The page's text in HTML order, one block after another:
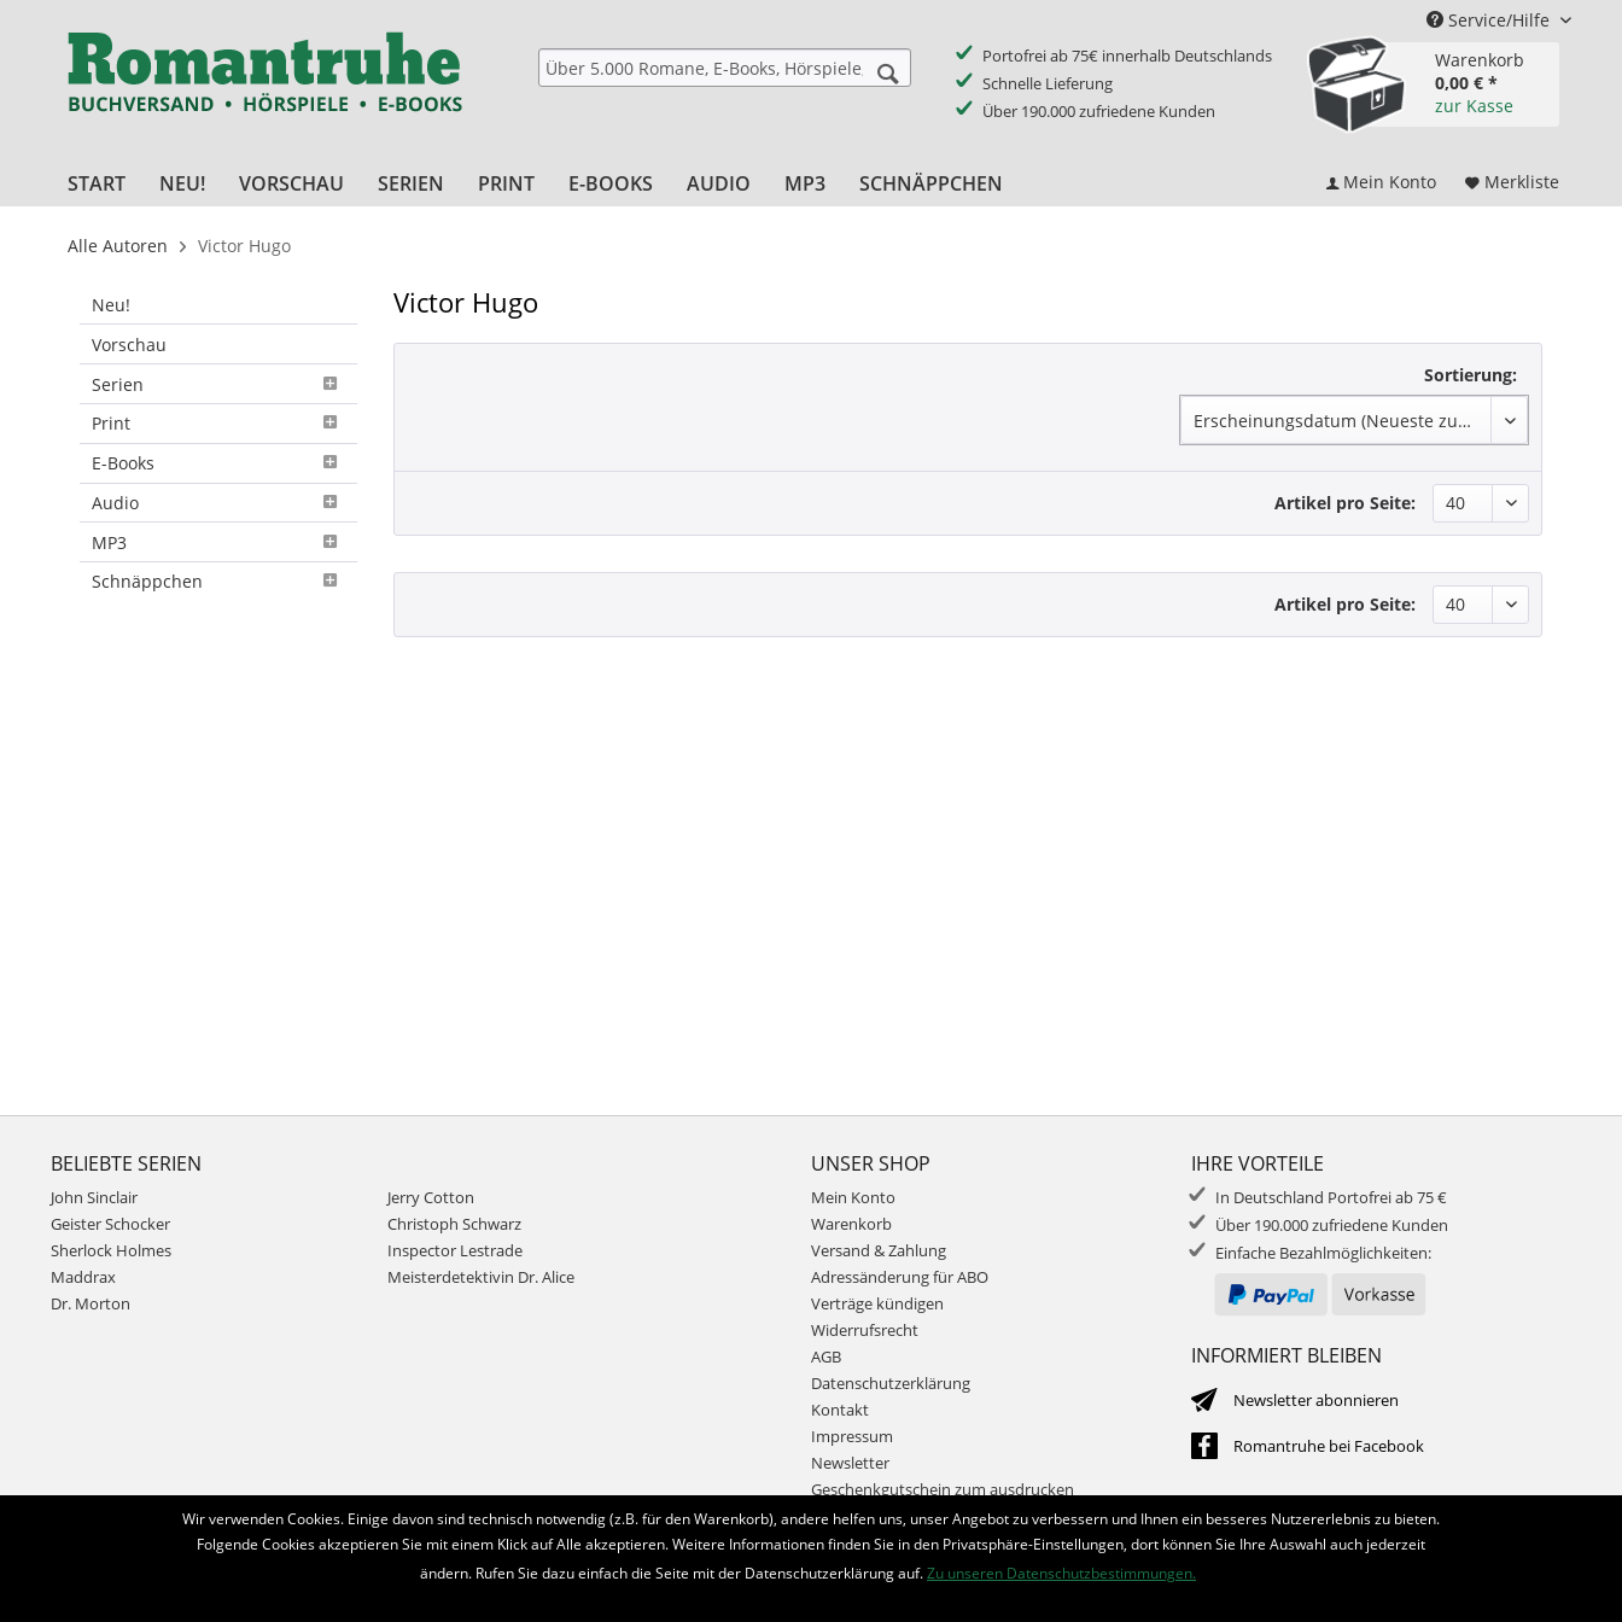
Service/Hilfe
Portofrei ab 75€ innerhalb Deutschlands
Schnelle Lieferung
Über 190.000 zufriedene Kunden
Warenkorb
0,00 € *
zur Kasse
START NEU! VORSCHAU SERIEN PRINT E-BOOKS AUDIO MP3 SCHNÄPPCHEN Mein Konto Merkliste
Alle Autoren Victor Hugo
Neu!
Vorschau
Serien
Print
E-Books
Audio
MP3
Schnäppchen
Victor Hugo
Sortierung:
Artikel pro Seite:
Artikel pro Seite:
BELIEBTE SERIEN
John Sinclair
Geister Schocker
Sherlock Holmes
Maddrax
Dr. Morton
Jerry Cotton
Christoph Schwarz
Inspector Lestrade
Meisterdetektivin Dr. Alice
UNSER SHOP
Mein Konto
Warenkorb
Versand & Zahlung
Adressänderung für ABO
Verträge kündigen
Widerrufsrecht
AGB
Datenschutzerklärung
Kontakt
Impressum
Newsletter
Geschenkgutschein zum ausdrucken
IHRE VORTEILE
In Deutschland Portofrei ab 75 €
Über 190.000 zufriedene Kunden
Einfache Bezahlmöglichkeiten:
INFORMIERT BLEIBEN
Newsletter abonnieren
Romantruhe bei Facebook
Bestellung widerrufen
Wir verwenden Cookies. Einige davon sind technisch notwendig (z.B. für den Warenkorb), andere helfen uns, unser Angebot zu verbessern und Ihnen ein besseres Nutzererlebnis zu bieten.
Folgende Cookies akzeptieren Sie mit einem Klick auf Alle akzeptieren. Weitere Informationen finden Sie in den Privatsphäre-Einstellungen, dort können Sie Ihre Auswahl auch jederzeit
ändern. Rufen Sie dazu einfach die Seite mit der Datenschutzerklärung auf.Zu unseren Datenschutzbestimmungen.